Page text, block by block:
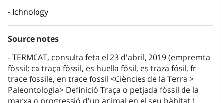
Ichnology
Source notes
TERMCAT, consulta feta el 23 d'abril, 2019 (empremta
fòssil; ca traça fòssil, es huella fósil, es traza fósil, fr
trace fossile, en trace fossil <Ciències de la Terra >
Paleontologia> Definició Traça o petjada fòssil de la
marxa o progressió d'un animal en el seu hàbitat.)